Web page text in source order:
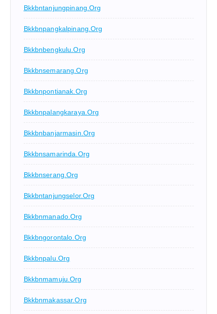
Bkkbntanjungpinang.org
Bkkbnpangkalpinang.org
Bkkbnbengkulu.org
Bkkbnsemarang.org
Bkkbnpontianak.org
Bkkbnpalangkaraya.org
Bkkbnbanjarmasin.org
Bkkbnsamarinda.org
Bkkbnserang.org
Bkkbntanjungselor.org
Bkkbnmanado.org
Bkkbngorontalo.org
Bkkbnpalu.org
Bkkbnmamuju.org
Bkkbnmakassar.org